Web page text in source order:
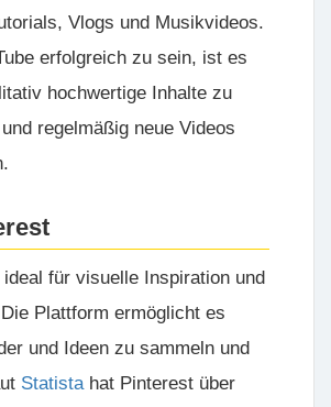
Vlogs und Musikvideos.
erfolgreich zu sein, ist es
hochwertige Inhalte zu
regelmäßig neue Videos
für visuelle Inspiration und
Plattform ermöglicht es
und Ideen zu sammeln und
Statistahat Pinterest über